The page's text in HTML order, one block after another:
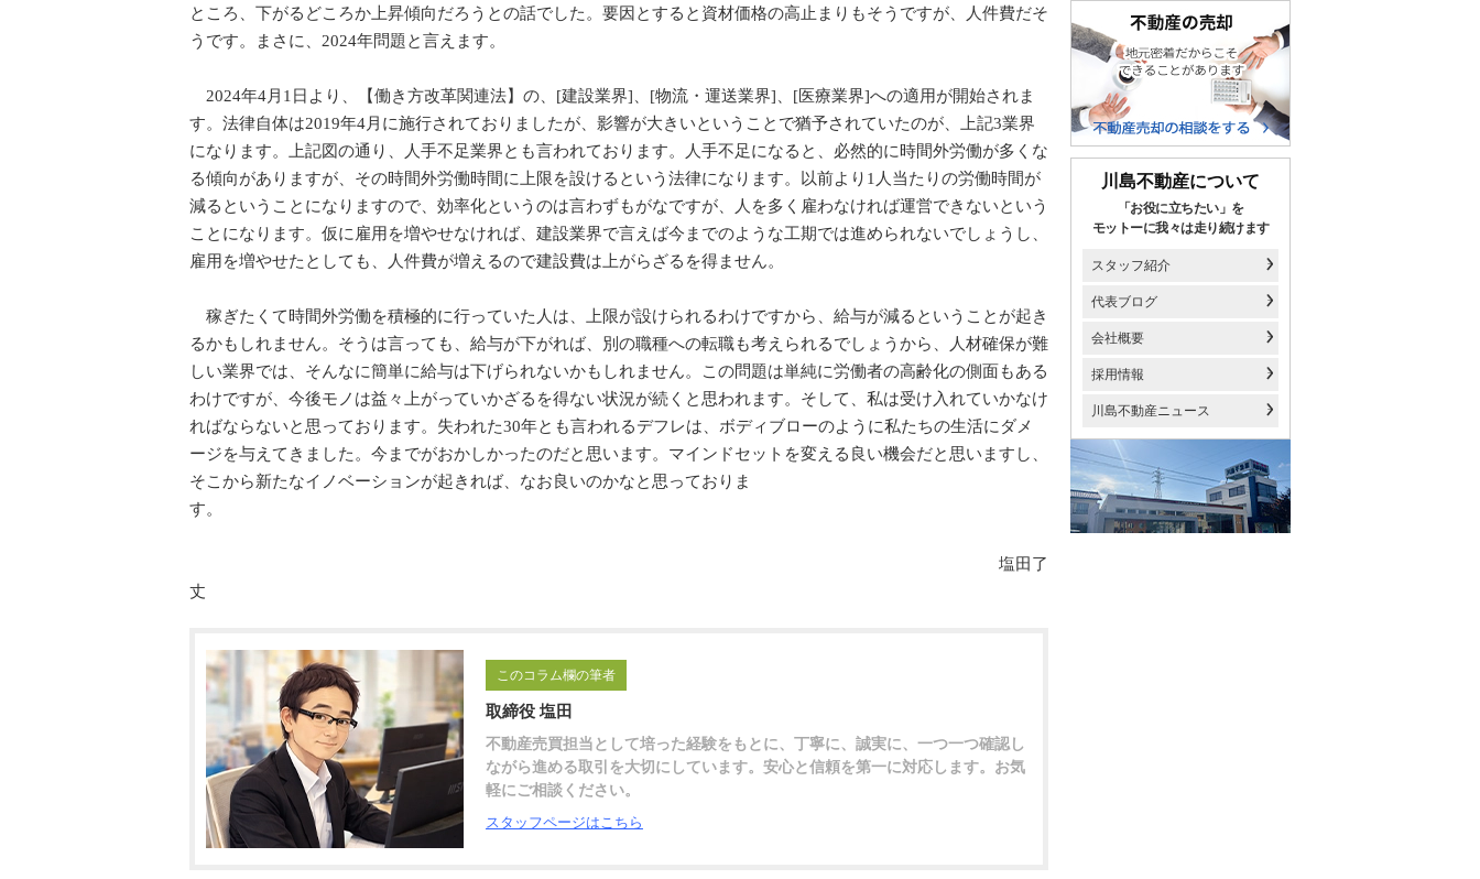
ところ、下がるどころか上昇傾向だろうとの話でした。要因とすると資材価格の高止まりもそうですが、人件費だそ
うです。まさに、2024年問題と言えます。
2024年4月1日より、【働き方改革関連法】の、[建設業界]、[物流・運送業界]、[医療業界]への適用が開始されま
す。法律自体は2019年4月に施行されておりましたが、影響が大きいということで猶予されていたのが、上記3業界
になります。上記図の通り、人手不足業界とも言われております。人手不足になると、必然的に時間外労働が多くな
る傾向がありますが、その時間外労働時間に上限を設けるという法律になります。以前より1人当たりの労働時間が
減るということになりますので、効率化というのは言わずもがなですが、人を多く雇わなければ運営できないという
ことになります。仮に雇用を増やせなければ、建設業界で言えば今までのような工期では進められないでしょうし、
雇用を増やせたとしても、人件費が増えるので建設費は上がらざるを得ません。
稼ぎたくて時間外労働を積極的に行っていた人は、上限が設けられるわけですから、給与が減るということが起き
るかもしれません。そうは言っても、給与が下がれば、別の職種への転職も考えられるでしょうから、人材確保が難
しい業界では、そんなに簡単に給与は下げられないかもしれません。この問題は単純に労働者の高齢化の側面もある
わけですが、今後モノは益々上がっていかざるを得ない状況が続くと思われます。そして、私は受け入れていかなけ
ればならないと思っております。失われた30年とも言われるデフレは、ボディブローのように私たちの生活にダメ
ージを与えてきました。今までがおかしかったのだと思います。マインドセットを変える良い機会だと思いますし、
そこから新たなイノベーションが起きれば、なお良いのかなと思っておりま
す。
塩田了
丈
このコラム欄の筆者
取締役 塩田
不動産売買担当として培った経験をもとに、丁寧に、誠実に、一つ一つ確認し
ながら進める取引を大切にしています。安心と信頼を第一に対応します。お気
軽にご相談ください。
スタッフページはこちら
川島不動産について
「お役に立ちたい」を
モットーに我々は走り続けます
スタッフ紹介
代表ブログ
会社概要
採用情報
川島不動産ニュース